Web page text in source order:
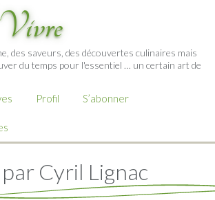
des saveurs, des découvertes culinaires mais
du temps pour l'essentiel … un certain art de
Profil S’abonner
Cyril Lignac